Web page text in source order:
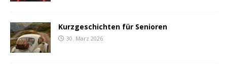
Kurzgeschichten für Senioren
30. März 2026